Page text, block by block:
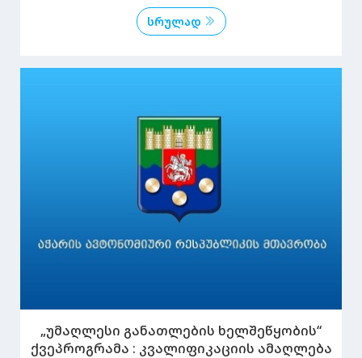
სრულად
„უმაღლესი განათლების ხელშეწყობის“
ქვეპროგრამა : კვალიფიკაციის ამაღლება